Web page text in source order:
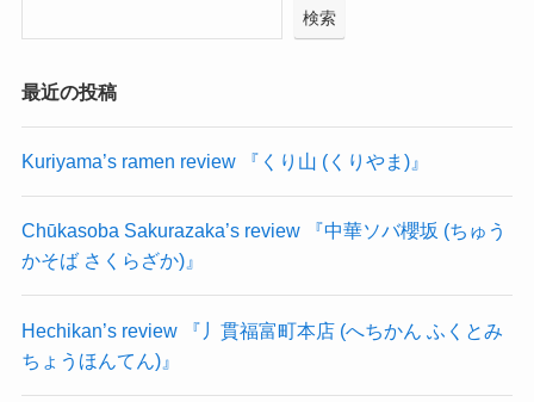
検索
最近の投稿
Kuriyama’s ramen review 『くり山 (くりやま)』
Chūkasoba Sakurazaka’s review 『中華ソバ櫻坂 (ちゅう
かそば さくらざか)』
Hechikan’s review 『丿貫福富町本店 (へちかん ふくとみ
ちょうほんてん)』